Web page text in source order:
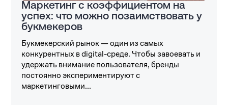
Маркетинг с коэффициентом на
успех: что можно позаимствовать у
букмекеров
Букмекерский рынок — один из самых
конкурентных в digital-среде. Чтобы завоевать и
удержать внимание пользователя, бренды
постоянно экспериментируют с
маркетинговыми...